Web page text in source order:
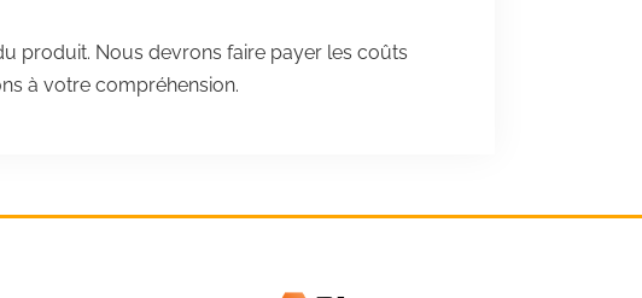
produit. Nous devrons faire payer les coûts
à votre compréhension.